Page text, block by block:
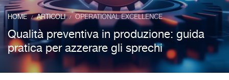
HOME / ARTICOLI / OPERATIONAL EXCELLENCE
Qualità preventiva in produzione: guida
pratica per azzerare gli sprechi